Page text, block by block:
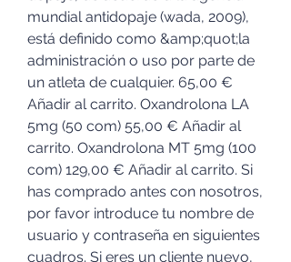
mundial antidopaje (wada, 2009),
está definido como &amp;quot;la
administración o uso por parte de
un atleta de cualquier. 65,00 €
Añadir al carrito. Oxandrolona LA
5mg (50 com) 55,00 € Añadir al
carrito. Oxandrolona MT 5mg (100
com) 129,00 € Añadir al carrito. Si
has comprado antes con nosotros,
por favor introduce tu nombre de
usuario y contraseña en siguientes
cuadros. Si eres un cliente nuevo,